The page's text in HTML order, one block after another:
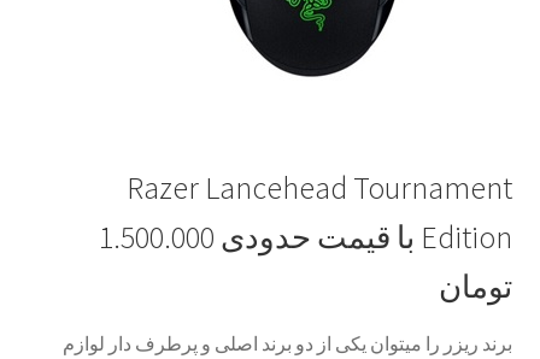
Razer Lancehead Tournament
Edition
با قیمت حدودی 1.500.000
تومان
برند ریزر را می­توان یکی از دو برند اصلی و پرطرف دار لوازم